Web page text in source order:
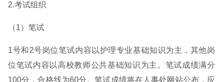
2.考试组织
（1）笔试
1号和2号岗位笔试内容以护理专业基础知识为主，其他岗
位笔试内容以高校教师公共基础知识为主。笔试成绩满分
100分，合格线为60分。笔试成绩将在人事处网站公布，应